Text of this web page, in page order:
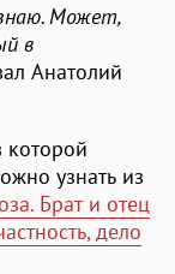
Может,
в
Анатолий
которой
узнать из
Брат и отец
дело